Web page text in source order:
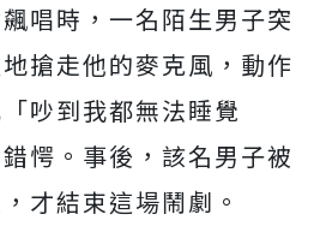
唱時，一名陌生男子突
搶走他的麥克風，動作
吵到我都無法睡覺
愕。事後，該名男子被
才結束這場鬧劇。